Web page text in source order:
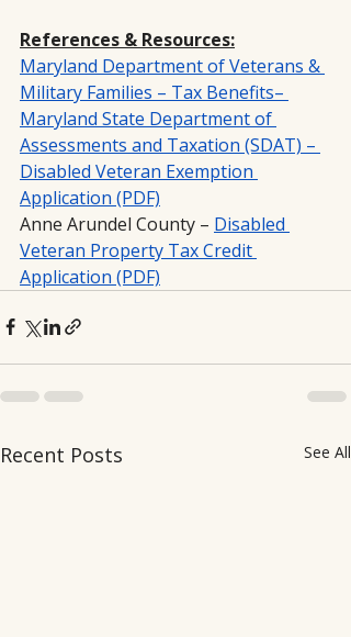
References & Resources:
Maryland Department of Veterans &
Military Families – Tax Benefits–
Maryland State Department of
Assessments and Taxation (SDAT) –
Disabled Veteran Exemption
Application (PDF)
Anne Arundel County – Disabled
Veteran Property Tax Credit
Application (PDF)
Recent Posts See All